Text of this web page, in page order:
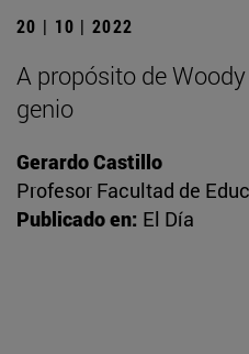
20 | 10 | 2022
A propósito de
genio
Gerardo Castillo
Profesor Facultad de
Publicado en: El Día